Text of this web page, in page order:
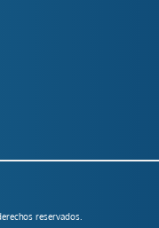
reservados.